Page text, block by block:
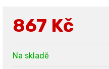
867 Kč
Na skladě